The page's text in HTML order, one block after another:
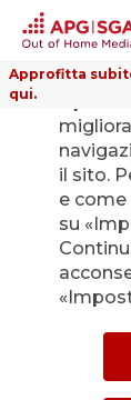
Approfitta
qui.
il sito.
e come
su